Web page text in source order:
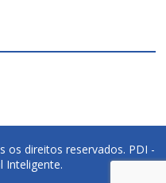
os direitos reservados. PDI -
Inteligente.